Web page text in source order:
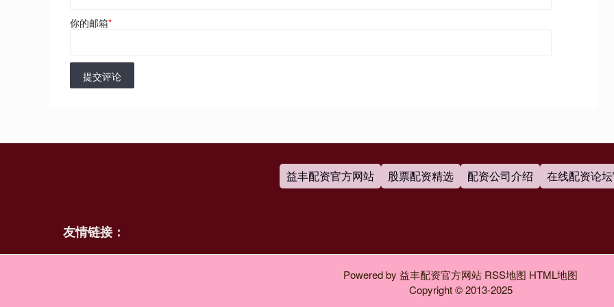
你的邮箱*
提交评论
益丰配资官方网站 股票配资精选 配资公司介绍 在线配资论
友情链接：
Powered by 益丰配资官方网站 RSS地图 HTML地图
Copyright© 2013-2025